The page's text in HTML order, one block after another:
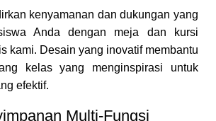
kenyamanan dan dukungan yang
Anda dengan meja dan kursi
kami. Desain yang inovatif membantu
kelas yang menginspirasi untuk
efektif.
Multi-Fungsi